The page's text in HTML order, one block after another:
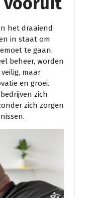
het draaiend
in staat om
te gaan.
beheer, worden
maar
en groei.
zich
zich zorgen